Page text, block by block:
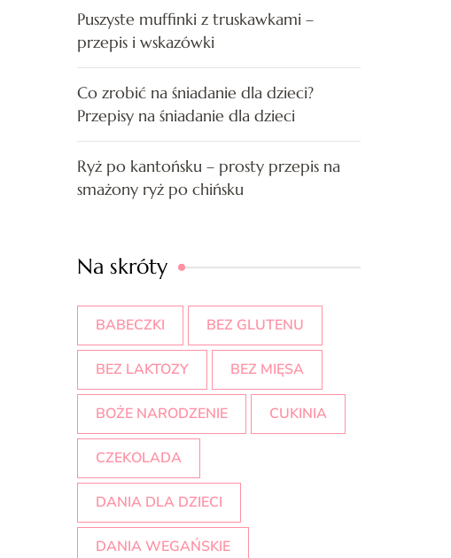
Puszyste muffinki z truskawkami –
przepis i wskazówki
Co zrobić na śniadanie dla dzieci?
Przepisy na śniadanie dla dzieci
Ryż po kantońsku – prosty przepis na
smażony ryż po chińsku
Na skróty
BABECZKI BEZ GLUTENU
BEZ LAKTOZY BEZ MIĘSA
BOŻE NARODZENIE CUKINIA
CZEKOLADA
DANIA DLA DZIECI
DANIA WEGAŃSKIE